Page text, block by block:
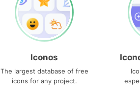
Iconos
The largest database of free
icons for any project.